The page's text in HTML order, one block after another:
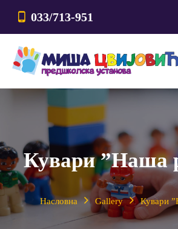
033/713-951
Кувари ”Наша
Насловна Gallery Кувари